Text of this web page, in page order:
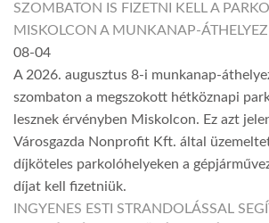
SZOMBATON IS FIZETNI KELL A
MISKOLCON A MUNKANAP-
08-04
A 2026. augusztus 8-i munkanap-
szombaton a megszokott hétköznapi
lesznek érvényben Miskolcon. Ez azt
Városgazda Nonprofit Kft. által
díjköteles parkolóhelyeken a
díjat kell fizetniük.
INGYENES ESTI STRANDOLÁSSAL